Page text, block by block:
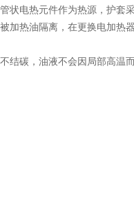
电热元件作为热源，护套
加热油隔离，在更换电加热
碳，油液不会因局部高温